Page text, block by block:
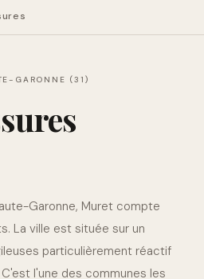
GARONNE (31)
Garonne, Muret compte
La ville est située sur un
particulièrement réactif
l'une des communes les